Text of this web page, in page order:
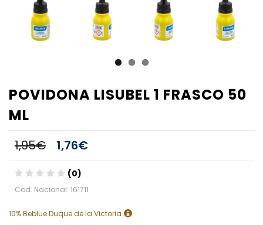
POVIDONA LISUBEL 1 FRASCO 50
ML
1,95€ 1,76€
(0)
Cod. Nacional: 161711
10% Beblue Duque de la Victoria